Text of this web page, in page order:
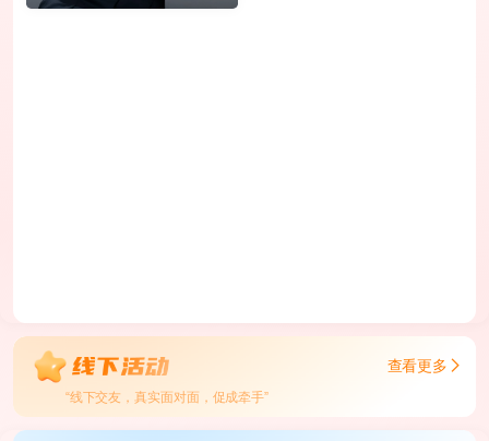
查看更多
“线下交友，真实面对面，促成牵手”